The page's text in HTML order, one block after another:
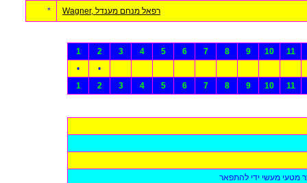
* Wagner, רפאל מנחם מענדל
1 2 3 4 5 6 7 8 9 10
11
•
•
1
2 3 4 5 6 7 8 9 10 11
מטעי מעשי ידי להתפאר